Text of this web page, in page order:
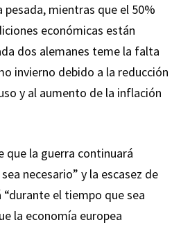
pesada, mientras que el 50%
económicas están
dos alemanes teme la falta
invierno debido a la reducción
y al aumento de la inflación
que la guerra continuará
necesario” y la escasez de
el tiempo que sea
la economía europea